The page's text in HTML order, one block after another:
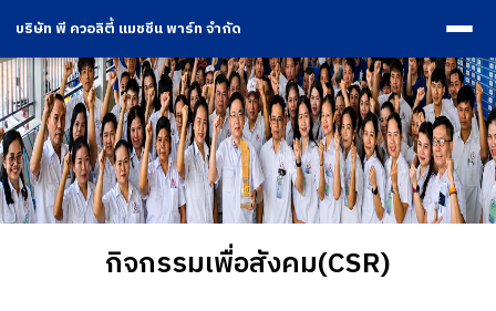
บริษัท พี ควอลิตี้ แมชชีน พาร์ท จำกัด
กิจกรรมเพื่อสังคม(CSR)